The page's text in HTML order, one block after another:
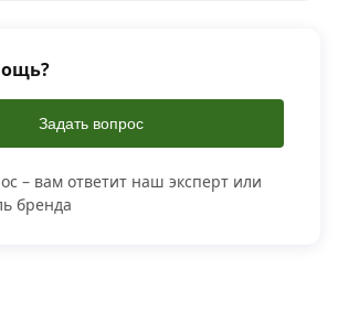
Задать вопрос
– вам ответит наш эксперт или
бренда